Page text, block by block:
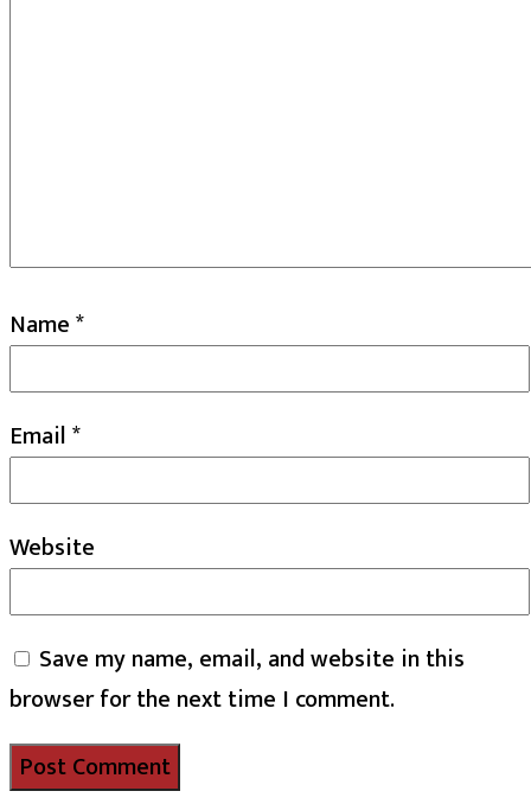
Name*
Email*
Website
Save my name, email, and website in this
browser for the next time I comment.